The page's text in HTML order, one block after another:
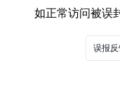
如正常访问被误
误报